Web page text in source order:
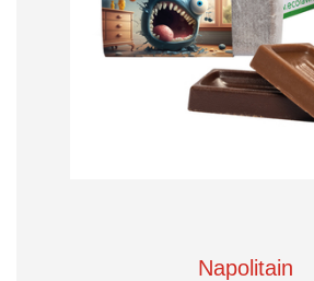
Napolitain